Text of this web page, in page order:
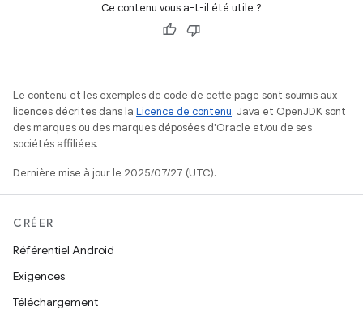
Ce contenu vous a-t-il été utile ?
Le contenu et les exemples de code de cette page sont soumis aux
licences décrites dans la Licence de contenu. Java et OpenJDK sont
des marques ou des marques déposées d'Oracle et/ou de ses
sociétés affiliées.
Dernière mise à jour le 2025/07/27 (UTC).
CRÉER
Référentiel Android
Exigences
Téléchargement